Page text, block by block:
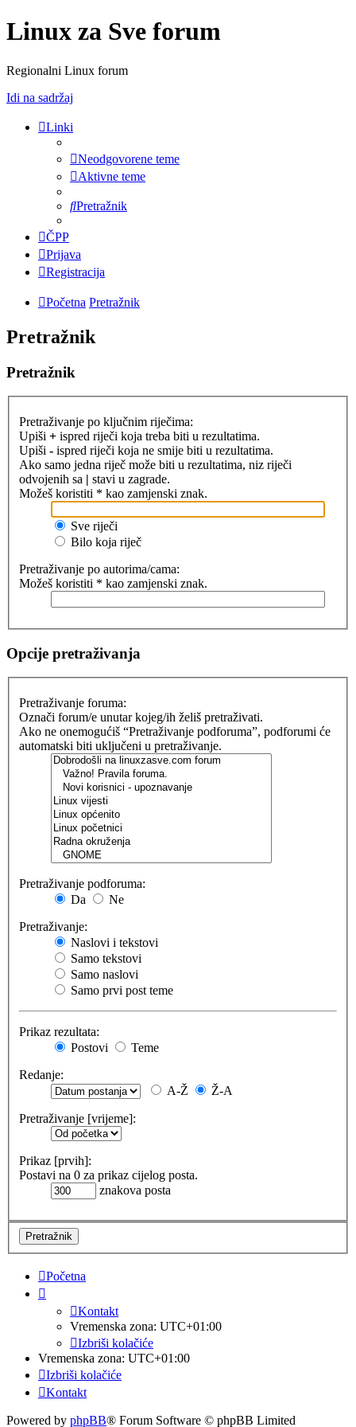
Linux za Sve forum
Regionalni Linux forum
Idi na sadržaj
Linki
Neodgovorene teme
Aktivne teme
Pretražnik
ČPP
Prijava
Registracija
Početna Pretražnik
Pretražnik
Pretražnik
Pretraživanje po ključnim riječima:
Upiši + ispred riječi koja treba biti u rezultatima.
Upiši - ispred riječi koja ne smije biti u rezultatima.
Ako samo jedna riječ može biti u rezultatima, niz riječi
odvojenih sa | stavi u zagrade.
Možeš koristiti * kao zamjenski znak.
Sve riječi
Bilo koja riječ
Pretraživanje po autorima/cama:
Možeš koristiti * kao zamjenski znak.
Opcije pretraživanja
Pretraživanje foruma:
Označi forum/e unutar kojeg/ih želiš pretraživati.
Ako ne onemogućiš “Pretraživanje podforuma”, podforumi će
automatski biti uključeni u pretraživanje.
Pretraživanje podforuma:
Da
Ne
Pretraživanje:
Naslovi i tekstovi
Samo tekstovi
Samo naslovi
Samo prvi post teme
Prikaz rezultata:
Postovi
Teme
Redanje:
A-Ž
Ž-A
Pretraživanje [vrijeme]:
Prikaz [prvih]:
Postavi na 0 za prikaz cijelog posta.
znakova posta
Početna
Kontakt
Vremenska zona: UTC+01:00
Izbriši kolačiće
Vremenska zona: UTC+01:00
Izbriši kolačiće
Kontakt
Powered by phpBB® Forum Software © phpBB Limited